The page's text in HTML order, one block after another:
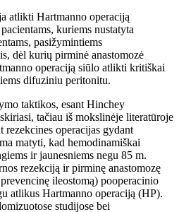
atlikti Hartmanno operaciją
kuriems nustatyta
pasižymintiems
dėl kurių pirminė anastomozė
operaciją siūlo atlikti kritiškai
difuziniu peritonitu.
taktikos, esant Hinchey
tačiau iš mokslinėje literatūroje
rezekcines operacijas gydant
matyti, kad hemodinamiškai
ir jaunesniems negu 85 m.
rezekciją ir pirminę anastomozę
ileostomą) pooperacinio
atlikus Hartmanno operaciją (HP).
studijose bei